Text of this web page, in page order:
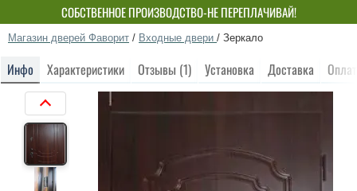
СОБСТВЕННОЕ ПРОИЗВОДСТВО-НЕ ПЕРЕПЛАЧИВАЙ!
Магазин дверей Фаворит / Входные двери / Зеркало
Инфо Характеристики Отзывы (1) Установка Доставка